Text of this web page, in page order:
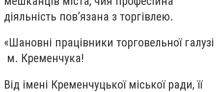
діяльність пов’язана з торгівлею.
«Шановні працівники торговельної галузі
м. Кременчука!
Від імені Кременчуцької міської ради, її